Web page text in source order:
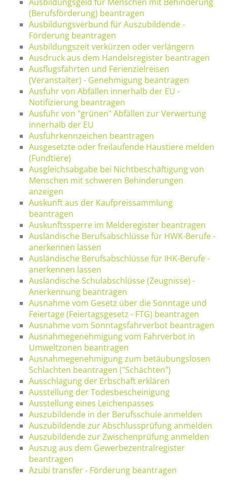
(Berufsförderung) beantragen
Ausbildungsverbund für Auszubildende -
Förderung beantragen
Ausbildungszeit verkürzen oder verlängern
Ausdruck aus dem Handelsregister beantragen
Ausflugsfahrten und Ferienzielreisen
(Veranstalter) - Genehmigung beantragen
Ausfuhr von Abfällen innerhalb der EU -
Notifizierung beantragen
Ausfuhr von "grünen" Abfällen zur Verwertung
innerhalb der EU
Ausfuhrkennzeichen beantragen
Ausgesetzte oder freilaufende Haustiere melden
(Fundtiere)
Ausgleichsabgabe bei Nichtbeschäftigung von
Menschen mit schweren Behinderungen
anzeigen
Auskunft aus der Kaufpreissammlung
beantragen
Auskunftssperre im Melderegister beantragen
Ausländische Berufsabschlüsse für HWK-Berufe -
anerkennen lassen
Ausländische Berufsabschlüsse für IHK-Berufe -
anerkennen lassen
Ausländische Schulabschlüsse (Zeugnisse) -
Anerkennung beantragen
Ausnahme vom Gesetz über die Sonntage und
Feiertage (Feiertagsgesetz - FTG) beantragen
Ausnahme vom Sonntagsfahrverbot beantragen
Ausnahmegenehmigung vom Fahrverbot in
Umweltzonen beantragen
Ausnahmegenehmigung zum betäubungslosen
Schlachten beantragen ("Schächten")
Ausschlagung der Erbschaft erklären
Ausstellung der Todesbescheinigung
Ausstellung eines Leichenpasses
Auszubildende in der Berufsschule anmelden
Auszubildende zur Abschlussprüfung anmelden
Auszubildende zur Zwischenprüfung anmelden
Auszug aus dem Gewerbezentralregister
beantragen
Azubi transfer - Förderung beantragen